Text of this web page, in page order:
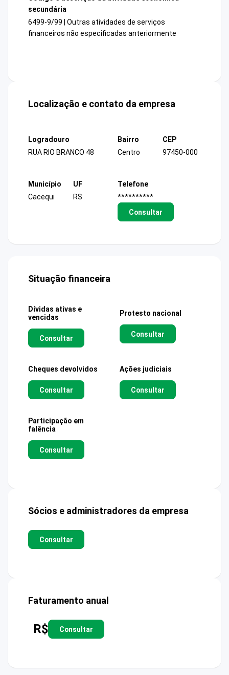
secundária
6499-9/99 | Outras atividades de serviços
financeiros não especificadas anteriormente
Localização e contato da empresa
Logradouro
RUA RIO BRANCO 48
Bairro
Centro
CEP
97450-000
Município
Cacequi
UF
RS
Telefone
**********
Consultar
Situação financeira
Dívidas ativas e
vencidas
Consultar
Protesto nacional
Consultar
Cheques devolvidos
Consultar
Ações judiciais
Consultar
Participação em
falência
Consultar
Sócios e administradores da empresa
Consultar
Faturamento anual
R$ Consultar